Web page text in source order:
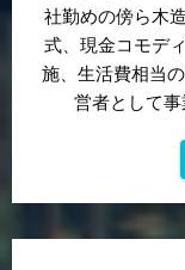
社勤めの傍ら木
式、現金コモデ
施、生活費相当
営者として事